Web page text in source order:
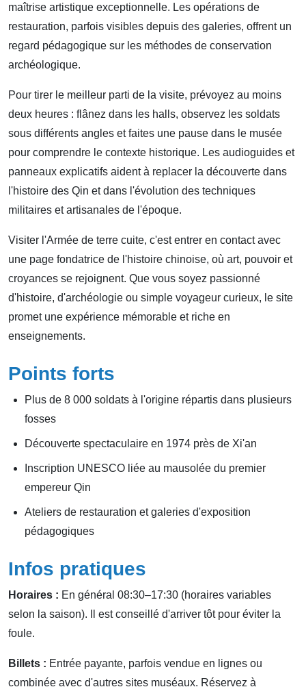
maîtrise artistique exceptionnelle. Les opérations de
restauration, parfois visibles depuis des galeries, offrent un
regard pédagogique sur les méthodes de conservation
archéologique.
Pour tirer le meilleur parti de la visite, prévoyez au moins
deux heures : flânez dans les halls, observez les soldats
sous différents angles et faites une pause dans le musée
pour comprendre le contexte historique. Les audioguides et
panneaux explicatifs aident à replacer la découverte dans
l'histoire des Qin et dans l'évolution des techniques
militaires et artisanales de l'époque.
Visiter l'Armée de terre cuite, c'est entrer en contact avec
une page fondatrice de l'histoire chinoise, où art, pouvoir et
croyances se rejoignent. Que vous soyez passionné
d'histoire, d'archéologie ou simple voyageur curieux, le site
promet une expérience mémorable et riche en
enseignements.
Points forts
Plus de 8 000 soldats à l'origine répartis dans plusieurs
fosses
Découverte spectaculaire en 1974 près de Xi'an
Inscription UNESCO liée au mausolée du premier
empereur Qin
Ateliers de restauration et galeries d'exposition
pédagogiques
Infos pratiques
Horaires : En général 08:30–17:30 (horaires variables
selon la saison). Il est conseillé d'arriver tôt pour éviter la
foule.
Billets : Entrée payante, parfois vendue en lignes ou
combinée avec d'autres sites muséaux. Réservez à